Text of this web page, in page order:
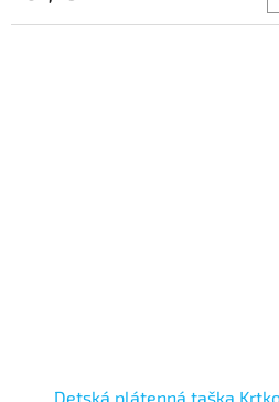
Detská plátenná taška